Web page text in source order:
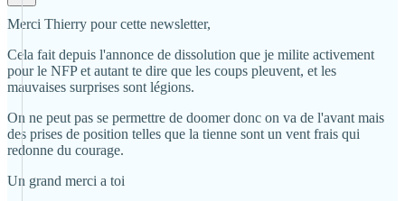
Merci Thierry pour cette newsletter,
Cela fait depuis l'annonce de dissolution que je milite activement
pour le NFP et autant te dire que les coups pleuvent, et les
mauvaises surprises sont légions.
On ne peut pas se permettre de doomer donc on va de l'avant mais
des prises de position telles que la tienne sont un vent frais qui
redonne du courage.
Un grand merci a toi